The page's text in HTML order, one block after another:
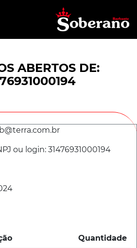
ABERTOS DE:
ou login: 31476931000194
Quantidade